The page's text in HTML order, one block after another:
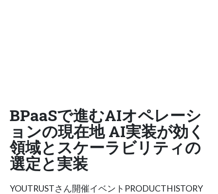
BPaaSで進むAIオペレーシ
ョンの現在地 AI実装が効く
領域とスケーラビリティの
選定と実装
YOUTRUSTさん開催イベントPRODUCTHISTORY